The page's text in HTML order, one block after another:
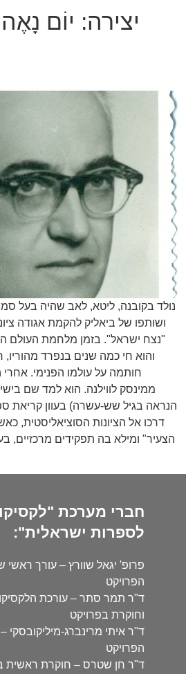
יצירה: יוֹם
נולד בקובנה, ליטא, לאב שהיה בעל
ושותפו של ביאליק להקמת אגודה
"נצח ישראל". בזמן מלחמת העולם
והוא חי כמה שנים בנפרד
חותמה על עולמו הפנימי.
ממינסק לווילנה. הוא למד שם
הנראה בגיל שש-עשרה) בעוון קריאת
דרכו אל הציונות הסוציאליסטית,
הצעיר" ומילא בה תפקידים מרכזיים,
חברי מערכת
לספרות ישראלית":
פרופ' יגאל שוורץ – עורך ראשי
הפרויקט
ד"ר תמר סתר – עורכת
וחוקרת בפרויקט
ד"ר איתי מרינברג-מיליקובסקי
הפרויקט
ד"ר חן שטרס – חוקרת ראשית